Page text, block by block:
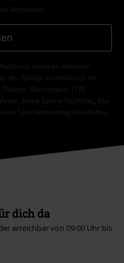
abmelden.
mit anderen Aktionen
der Rabatt automatisch im
Rammstein, (Till)
Feine Sahne Fischfilet, Die
Spendenbeitrag beinhalten,
dich da
erreichbar von 09:00 Uhr bis